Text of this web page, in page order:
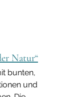
Natur“
bunten,
und